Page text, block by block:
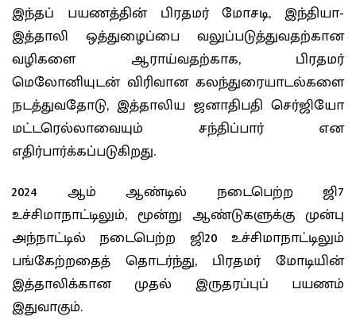
இந்தப் பயணத்தின் பிரதமர் மோசடி, இந்தியா-
இத்தாலி ஒத்துழைப்பை வலுப்படுத்துவதற்கான
வழிகளை ஆராய்வதற்காக, பிரதமர்
மெலோனியுடன் விரிவான கலந்துரையாடல்களை
நடத்துவதோடு, இத்தாலிய ஜனாதிபதி செர்ஜியோ
மட்டரெல்லாவையும் சந்திப்பார் என
எதிர்பார்க்கப்படுகிறது.
2024 ஆம் ஆண்டில் நடைபெற்ற ஜி7
உச்சிமாநாட்டிலும், மூன்று ஆண்டுகளுக்கு முன்பு
அந்நாட்டில் நடைபெற்ற ஜி20 உச்சிமாநாட்டிலும்
பங்கேற்றதைத் தொடர்ந்து, பிரதமர் மோடியின்
இத்தாலிக்கான முதல் இருதரப்புப் பயணம்
இதுவாகும்.